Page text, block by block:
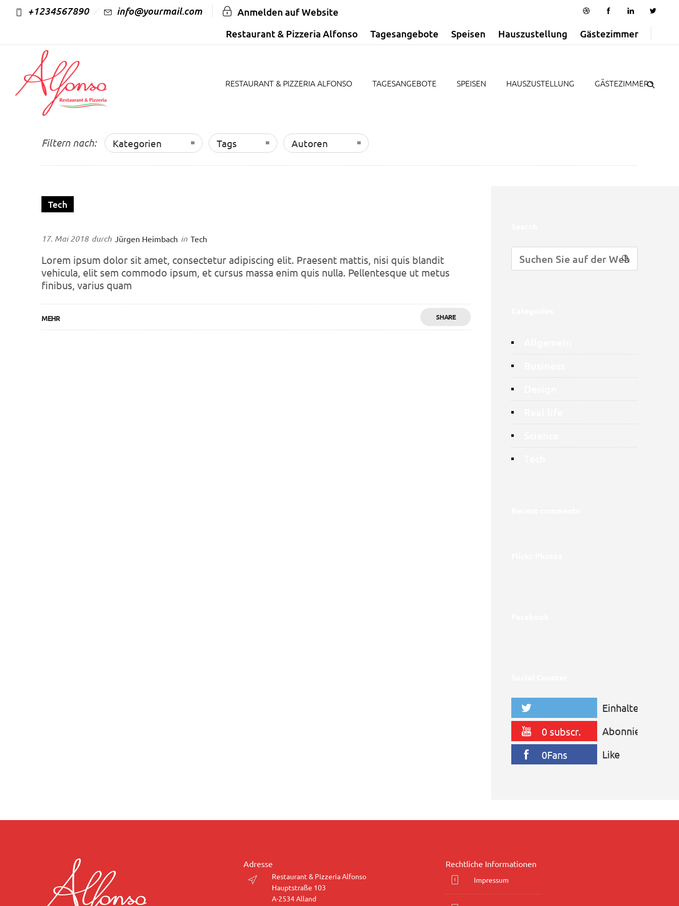
+1234567890 info@yourmail.com
Anmelden auf Website
Restaurant & Pizzeria Alfonso
Tagesangebote Speisen Hauszustellung Gästezimmer
RESTAURANT & PIZZERIA ALFONSO TAGESANGEBOTE SPEISEN HAUSZUSTELLUNG GÄSTEZIMMER
Filtern nach: Kategorien Tags Autoren
Tech
17. Mai 2018 durch Jürgen Heimbach in Tech
Lorem ipsum dolor sit amet, consectetur adipiscing elit. Praesent mattis, nisi quis blandit
vehicula, elit sem commodo ipsum, et cursus massa enim quis nulla. Pellentesque ut metus
finibus, varius quam
MEHR SHARE
0Anhänger
Einhalten
0 subscr.
Abonnieren
0Fans
Like
Adresse
Restaurant & Pizzeria Alfonso
Hauptstraße 103
A-2534 Alland
Rechtliche Informationen
Impressum